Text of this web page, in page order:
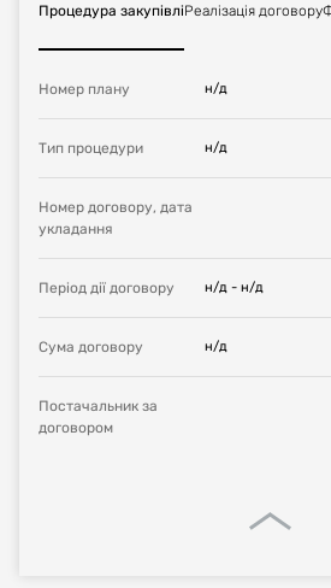
Процедура закупівліРеалізація договору
Номер плану н/д
Тип процедури н/д
Номер договору, дата
укладання
Період дії договору н/д - н/д
Сума договору н/д
Постачальник за
договором